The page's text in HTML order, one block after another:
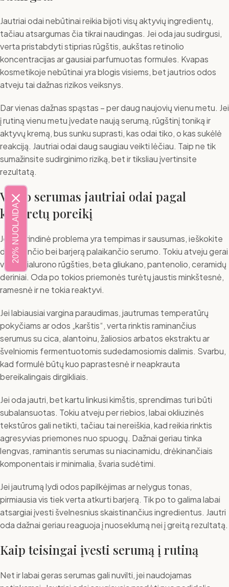
Jautriai odai nebūtinai reikia bijoti visų aktyvių ingredientų,
tačiau atsargumas čia tikrai naudingas. Jei oda jau sudirgusi,
verta pristabdyti stiprias rūgštis, aukštas retinolio
koncentracijas ar gausiai parfumuotas formules. Kvapas
kosmetikoje nebūtinai yra blogis visiems, bet jautrios odos
atveju tai dažnas rizikos veiksnys.
Dar vienas dažnas spąstas – per daug naujovių vienu metu. Jei
į rutiną vienu metu įvedate naują serumą, rūgštinį toniką ir
aktyvų kremą, bus sunku suprasti, kas odai tiko, o kas sukėlė
reakciją. Jautriai odai daug saugiau veikti lėčiau. Taip ne tik
sumažinsite sudirginimo riziką, bet ir tiksliau įvertinsite
rezultatą.
Veido serumas jautriai odai pagal
konkretų poreikį
Jei pagrindinė problema yra tempimas ir sausumas, ieškokite
drėkinančio bei barjerą palaikančio serumo. Tokiu atveju gerai
veikia hialurono rūgšties, beta gliukano, pantenolio, ceramidų
deriniai. Oda po tokios priemonės turėtų jaustis minkštesnė,
ramesnė ir ne tokia reaktyvi.
Jei labiausiai vargina paraudimas, jautrumas temperatūrų
pokyčiams ar odos „karštis“, verta rinktis raminančius
serumus su cica, alantoinu, žaliosios arbatos ekstraktu ar
švelniomis fermentuotomis sudedamosiomis dalimis. Svarbu,
kad formulė būtų kuo paprastesnė ir neapkrauta
bereikalingais dirgikliais.
Jei oda jautri, bet kartu linkusi kimštis, sprendimas turi būti
subalansuotas. Tokiu atveju per riebios, labai okliuzinės
tekstūros gali netikti, tačiau tai nereiškia, kad reikia rinktis
agresyvias priemones nuo spuogų. Dažnai geriau tinka
lengvas, raminantis serumas su niacinamidu, drėkinančiais
komponentais ir minimalia, švaria sudėtimi.
Jei jautrumą lydi odos papilkėjimas ar nelygus tonas,
pirmiausia vis tiek verta atkurti barjerą. Tik po to galima labai
atsargiai įvesti švelnesnius skaistinančius ingredientus. Jautri
oda dažnai geriau reaguoja į nuoseklumą nei į greitą rezultatą.
Kaip teisingai įvesti serumą į rutiną
Net ir labai geras serumas gali nuvilti, jei naudojamas
20% NUOLAIDA